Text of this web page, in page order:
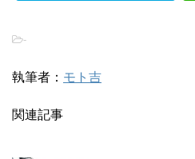
-
執筆者： モト吉
関連記事